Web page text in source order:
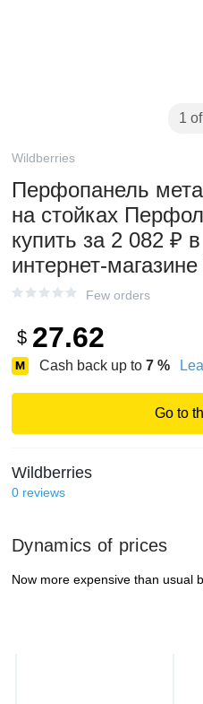
1
Wildberries
Перфопанель
на стойках
купить за 2 082 ₽ в
Few orders
$ 27.62
Cash back up to 7 %
Go to
Wildberries
0 reviews
Dynamics of prices
Now more expensive than usual